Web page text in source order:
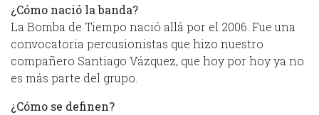
¿Cómo nació la banda?
La Bomba de Tiempo nació allá por el 2006. Fue una
convocatoria percusionistas que hizo nuestro
compañero Santiago Vázquez, que hoy por hoy ya no
es más parte del grupo.
¿Cómo se definen?